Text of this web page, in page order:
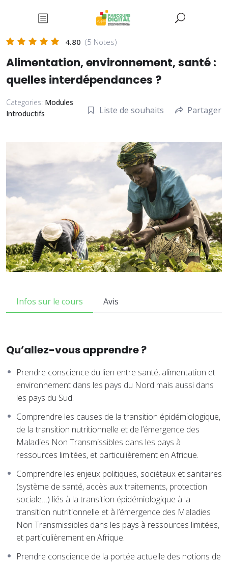
4.80 (5 Notes)
Alimentation, environnement, santé :
quelles interdépendances ?
Categories: Modules
Introductifs
Liste de souhaits Partager
Infos sur le cours Avis
Qu’allez-vous apprendre ?
Prendre conscience du lien entre santé, alimentation et
environnement dans les pays du Nord mais aussi dans
les pays du Sud.
Comprendre les causes de la transition épidémiologique,
de la transition nutritionnelle et de l’émergence des
Maladies Non Transmissibles dans les pays à
ressources limitées, et particulièrement en Afrique.
Comprendre les enjeux politiques, sociétaux et sanitaires
(système de santé, accès aux traitements, protection
sociale…) liés à la transition épidémiologique à la
transition nutritionnelle et à l’émergence des Maladies
Non Transmissibles dans les pays à ressources limitées,
et particulièrement en Afrique.
Prendre conscience de la portée actuelle des notions de